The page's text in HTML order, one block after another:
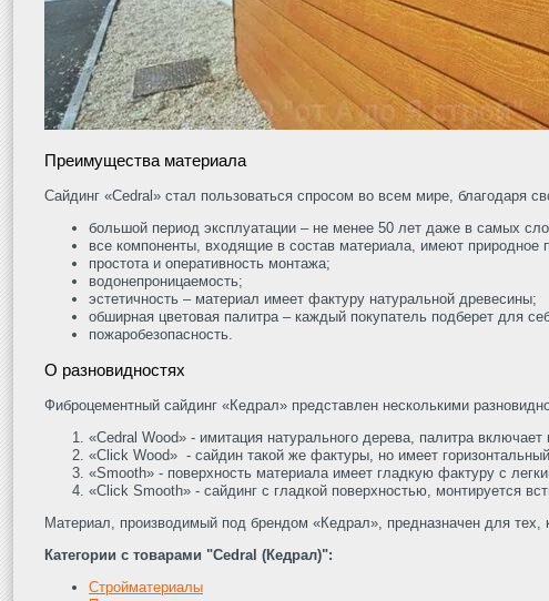
Преимущества материала
Сайдинг «Сedral» стал пользоваться спросом во всем мире, благодаря
большой период эксплуатации – не менее 50 лет даже в самых
все компоненты, входящие в состав материала, имеют природное
простота и оперативность монтажа;
водонепроницаемость;
эстетичность – материал имеет фактуру натуральной древесины;
обширная цветовая палитра – каждый покупатель подберет для
пожаробезопасность.
О разновидностях
Фиброцементный сайдинг «Кедрал» представлен несколькими
«Cedral Wood» - имитация натурального дерева, палитра
«Click Wood» - сайдин такой же фактуры, но имеет
«Smooth» - поверхность материала имеет гладкую фактуру с
«Click Smooth» - сайдинг с гладкой поверхностью, монтируется
Материал, производимый под брендом «Кедрал», предназначен для тех,
Категории с товарами "Cedral (Кедрал)":
Стройматериалы